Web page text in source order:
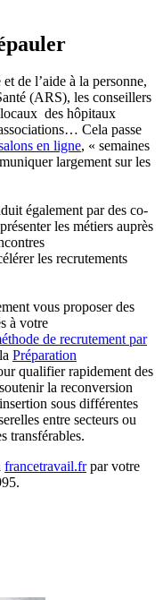
de l’aide à la personne,
(ARS), les conseillers
des hôpitaux
Cela passe
en ligne, « semaines
largement sur les
également par des co-
les métiers auprès
les recrutements
vous proposer des
à votre
de recrutement par
Préparation
qualifier rapidement des
la reconversion
sous différentes
entre secteurs ou
transférables.
francetravail.frpar votre